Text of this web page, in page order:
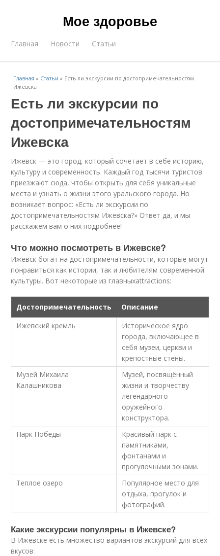
Мое здоровье
Главная Новости Статьи
Главная » Статьи » Есть ли экскурсии по достопримечательностям
Ижевска
Есть ли экскурсии по
достопримечательностям
Ижевска
Ижевск — это город, который сочетает в себе историю,
культуру и современность. Каждый год тысячи туристов
приезжают сюда, чтобы открыть для себя уникальные
места и узнать о жизни этого уральского города. Но
возникает вопрос: «Есть ли экскурсии по
достопримечательностям Ижевска?» Ответ да, и мы
расскажем вам о них подробнее!
Что можно посмотреть в Ижевске?
Ижевск богат на достопримечательности, которые могут
понравиться как истории, так и любителям современной
культуры. Вот некоторые из главныхattractions:
Достопримечательность
Описание
Ижевский кремль
Историческое ядро
города, включающее в
себя музеи, церкви и
крепостные стены.
Музей Михаила
Калашникова
Музей, посвящённый
жизни и творчеству
легендарного
оружейного
конструктора.
Парк Победы
Красивый парк с
памятниками,
фонтанами и
прогулочными зонами.
Теплое озеро
Популярное место для
отдыха, прогулок и
фотографий.
Какие экскурсии популярны в Ижевске?
В Ижевске есть множество вариантов экскурсий для всех
вкусов: